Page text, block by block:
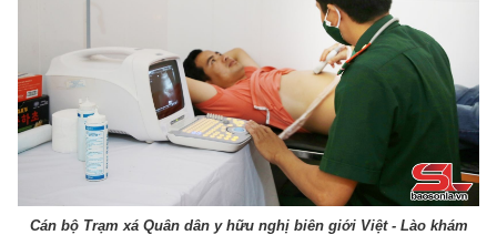
Cán bộ Trạm xá Quân dân y hữu nghị biên giới Việt - Lào khám